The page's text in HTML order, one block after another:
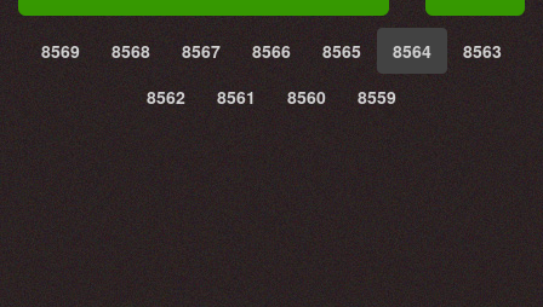
8569 8568 8567 8566 8565 8564
8563
8562
8561 8560 8559